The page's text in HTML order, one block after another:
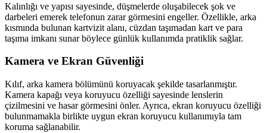
Kalınlığı ve yapısı sayesinde, düşmelerde oluşabilecek şok ve
darbeleri emerek telefonun zarar görmesini engeller. Özellikle, arka
kısmında bulunan kartvizit alanı, cüzdan taşımadan kart ve para
taşıma imkanı sunar böylece günlük kullanımda pratiklik sağlar.
Kamera ve Ekran Güvenliği
Kılıf, arka kamera bölümünü koruyacak şekilde tasarlanmıştır.
Kamera kapağı veya koruyucu özelliği sayesinde lenslerin
çizilmesini ve hasar görmesini önler. Ayrıca, ekran koruyucu özelliği
bulunmamakla birlikte uygun ekran koruyucu kullanımıyla tam
koruma sağlanabilir.